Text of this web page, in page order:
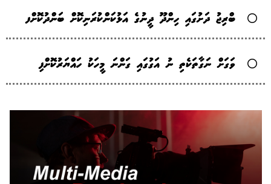
ބްރިޖު ދަށުގައި ހިންދޫ ދީނުގެ އަޅުކަންކުރަނިކޮށް ބަންދުކޮށްފ
ވަގަށް ނަގާތަކެތި ނު އަގުގައި ގަންނަ މީހަކު ހައްޔަރުކޮށްފި